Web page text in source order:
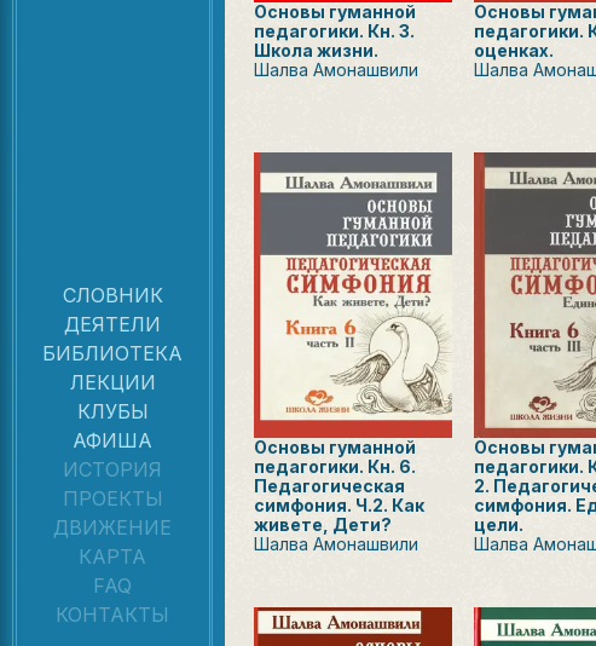
СЛОВНИК
ДЕЯТЕЛИ
БИБЛИОТЕКА
ЛЕКЦИИ
КЛУБЫ
АФИША
ИСТОРИЯ
ПРОЕКТЫ
ДВИЖЕНИЕ
КАРТА
FAQ
КОНТАКТЫ
Основы гуманной
педагогики. Кн. 3.
Школа жизни.
Шалва Амонашвили
Основы
педагогики.
оценках.
Шалва
Основы гуманной
педагогики. Кн. 6.
Педагогическая
симфония. Ч.2. Как
живете, Дети?
Шалва Амонашвили
Основы
педагогики.
2.
симфония.
цели.
Шалва